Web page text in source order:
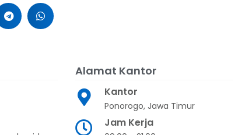
Alamat Kantor
Kantor
Ponorogo, Jawa Timur
Jam Kerja